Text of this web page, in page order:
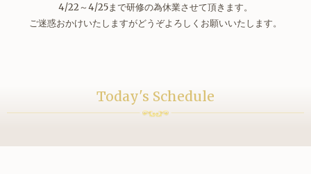
4/22～4/25まで研修の為休業させて頂きます。
ご迷惑おかけいたしますがどうぞよろしくお願いいたします。
Today's Schedule